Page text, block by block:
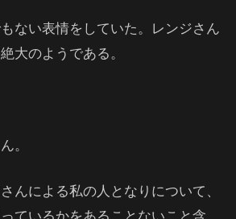
ない表情をしていた。レンジさん
大のようである。
。
んによる私の人となりについて、
ているかをあることないこと含